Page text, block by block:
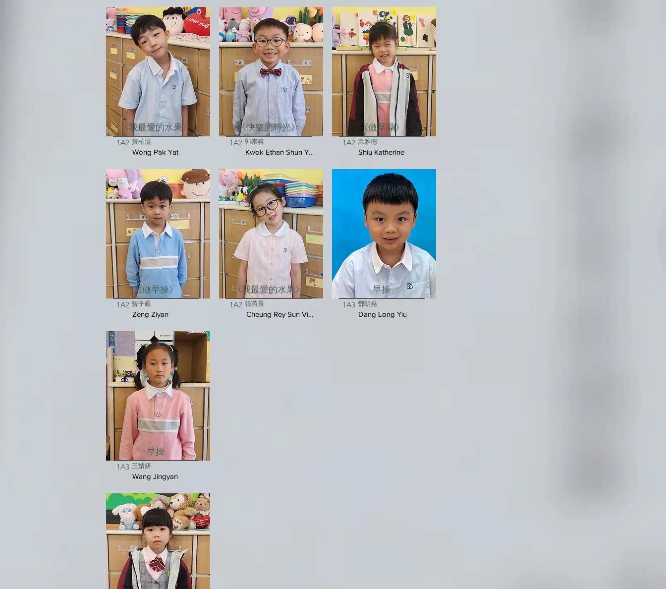
1A2
Wong Pak Yat
黃柏溢
《我最愛的水果》
1A2
Zeng Ziyan
曾子嚴
《做早操》
1A3
Wang Jingyan
王婧妍
早操
1A2
Kwok Ethan Shun Yui
郭崇睿
《快樂的時光》
1A2
Cheung Rey Sun Vivienne
張芮晨
《我最愛的水果》
1A2
Shiu Katherine
蕭雅偲
《做早操》
1A3
Dang Long Yiu
鄧朗堯
早操